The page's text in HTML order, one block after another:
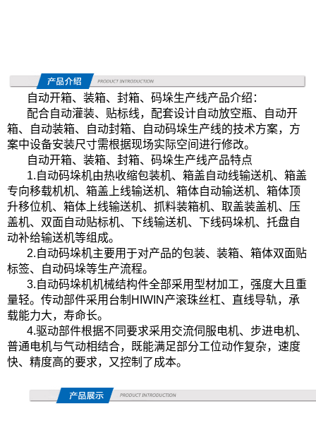
自动开箱、装箱、封箱、码垛生产线产品介绍：
配合自动灌装、贴标线，配套设计自动放空瓶、自动开
箱、自动装箱、自动封箱、自动码垛生产线的技术方案，方
案中设备安装尺寸需根据现场实际空间进行修改。
自动开箱、装箱、封箱、码垛生产线产品特点
1.自动码垛机由热收缩包装机、箱盖自动线输送机、箱盖
专向移载机机、箱盖上线输送机、箱体自动输送机、箱体顶
升移位机、箱体上线输送机、抓料装箱机、取盖装盖机、压
盖机、双面自动贴标机、下线输送机、下线码垛机、托盘自
动补给输送机等组成。
2.自动码垛机主要用于对产品的包装、装箱、箱体双面贴
标签、自动码垛等生产流程。
3.自动码垛机机械结构件全部采用型材加工，强度大且重
量轻。传动部件采用台制 HIWIN 产滚珠丝杠、直线导轨，承
载能力大，寿命长。
4.驱动部件根据不同要求采用交流伺服电机、步进电机、
普通电机与气动相结合，既能满足部分工位动作复杂，速度
快、精度高的要求，又控制了成本。